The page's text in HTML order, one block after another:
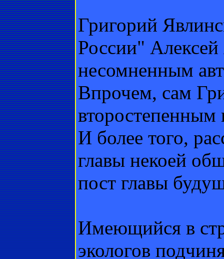
Григорий
России"
несомненным
Впрочем, сам
второстепенным
И более того,
главы некоей
пост главы
Имеющийся в
экологов